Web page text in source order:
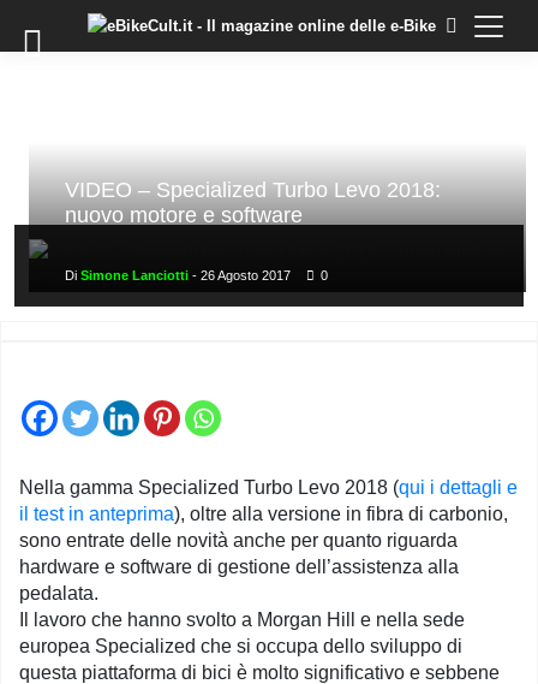
×
STORIE
TRAINING
TUTORIAL
LO
CONTATTI
POLICY
VIDEO – Specialized Turbo Levo 2018:
nuovo motore e software
Di Simone Lanciotti - 26 Agosto 2017 0
Nella gamma Specialized Turbo Levo 2018 (qui i dettagli e
il test in anteprima), oltre alla versione in fibra di carbonio,
sono entrate delle novità anche per quanto riguarda
hardware e software di gestione dell’assistenza alla
pedalata.
Il lavoro che hanno svolto a Morgan Hill e nella sede
europea Specialized che si occupa dello sviluppo di
questa piattaforma di bici è molto significativo e sebbene